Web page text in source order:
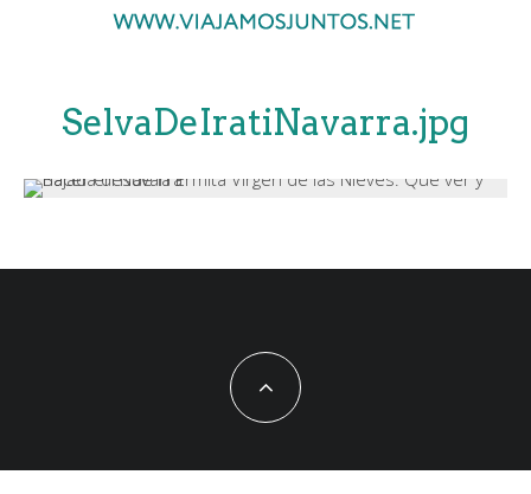
SelvaDeIratiNavarra.jpg